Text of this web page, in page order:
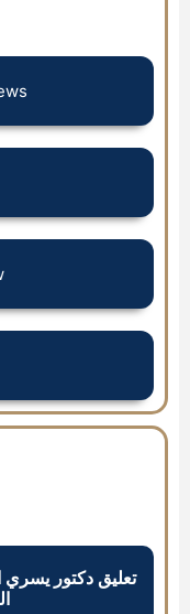
تعليق دكتور يسري